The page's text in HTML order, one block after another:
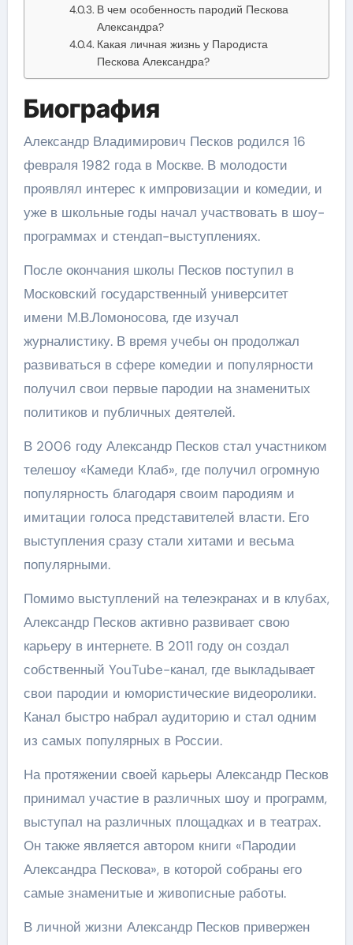
В чем особенность пародий Пескова
Александра?
Какая личная жизнь у Пародиста
Пескова Александра?
Биография
Александр Владимирович Песков родился 16
февраля 1982 года в Москве. В молодости
проявлял интерес к импровизации и комедии, и
уже в школьные годы начал участвовать в шоу-
программах и стендап-выступлениях.
После окончания школы Песков поступил в
Московский государственный университет
имени М.В.Ломоносова, где изучал
журналистику. В время учебы он продолжал
развиваться в сфере комедии и популярности
получил свои первые пародии на знаменитых
политиков и публичных деятелей.
В 2006 году Александр Песков стал участником
телешоу «Камеди Клаб», где получил огромную
популярность благодаря своим пародиям и
имитации голоса представителей власти. Его
выступления сразу стали хитами и весьма
популярными.
Помимо выступлений на телеэкранах и в клубах,
Александр Песков активно развивает свою
карьеру в интернете. В 2011 году он создал
собственный YouTube-канал, где выкладывает
свои пародии и юмористические видеоролики.
Канал быстро набрал аудиторию и стал одним
из самых популярных в России.
На протяжении своей карьеры Александр Песков
принимал участие в различных шоу и программ,
выступал на различных площадках и в театрах.
Он также является автором книги «Пародии
Александра Пескова», в которой собраны его
самые знаменитые и живописные работы.
В личной жизни Александр Песков привержен